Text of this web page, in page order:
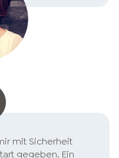
mit Sicherheit
gegeben. Ein